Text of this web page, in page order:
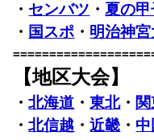
・ センバツ ・ 夏の甲
・ 国スポ ・ 明治神
【地区大会】
・北海道 ・東北・
・北信越 ・近畿 ・ 中